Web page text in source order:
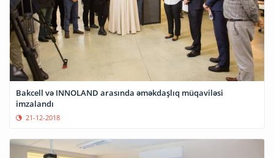
Bakcell və INNOLAND arasında əməkdaşlıq müqaviləsi
imzalandı
21-12-2018